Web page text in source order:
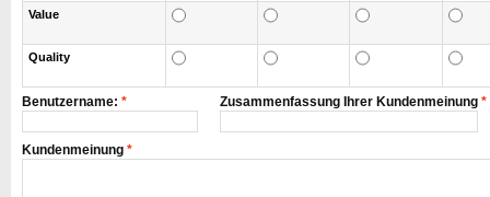
Value
Quality
*
Benutzername: *
Zusammenfassung Ihrer Kundenmeinung
*
Kundenmeinung